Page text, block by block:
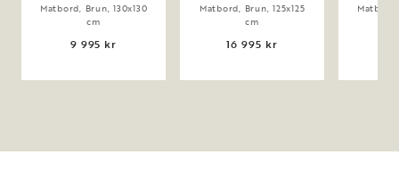
Matbord, Brun, 130x130
cm
9 995 kr
Matbord, Brun, 125x125
cm
16 995 kr